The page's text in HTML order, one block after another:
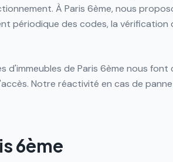
À Paris 6ème, nous
périodique des codes, la
de Paris 6ème nous
Notre réactivité en cas de
6ème